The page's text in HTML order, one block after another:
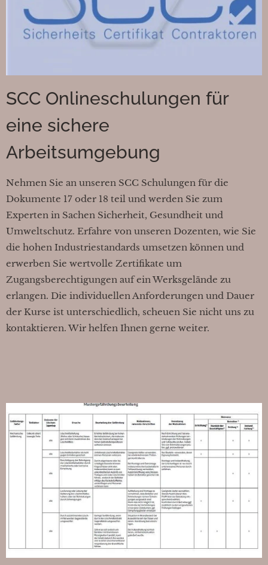
SCC Onlineschulungen für
eine sichere
Arbeitsumgebung
Nehmen Sie an unseren SCC Schulungen für die
Dokumente 17 oder 18 teil und werden Sie zum
Experten in Sachen Sicherheit, Gesundheit und
Umweltschutz. Erfahre von unseren Dozenten, wie Sie
die hohen Industriestandards umsetzen können und
erwerben Sie wertvolle Zertifikate um
Zugangsberechtigungen auf ein Werksgelände zu
erlangen. Die individuellen Anforderungen und Dauer
der Kurse ist unterschiedlich, scheuen Sie nicht uns zu
kontaktieren. Wir helfen Ihnen gerne weiter.